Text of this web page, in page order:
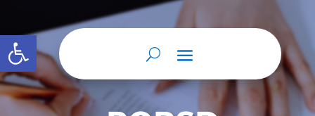
Abrir barra de herramientas